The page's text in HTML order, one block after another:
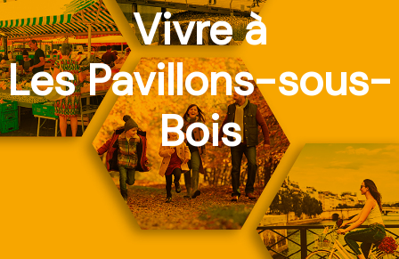
Vivre à
Les Pavillons-sous-
Bois